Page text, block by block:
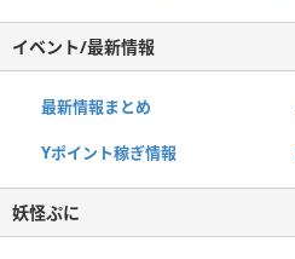
イベント/最新情報
最新情報まとめ
Yポイント稼ぎ情報
妖怪ぷに